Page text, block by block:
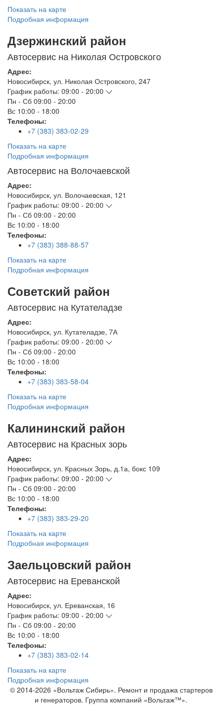
Показать на карте
Подробная информация
Дзержинский район
Автосервис на Николая Островского
Адрес:
Новосибирск, ул. Николая Островского, 247
График работы: 09:00 - 20:00
Пн - Сб 09:00 - 20:00
Вс 10:00 - 18:00
Телефоны:
+7 (383) 383-02-29
Показать на карте
Подробная информация
Автосервис на Волочаевской
Адрес:
Новосибирск, ул. Волочаевская, 121
График работы: 09:00 - 20:00
Пн - Сб 09:00 - 20:00
Вс 10:00 - 18:00
Телефоны:
+7 (383) 388-88-57
Показать на карте
Подробная информация
Советский район
Автосервис на Кутателадзе
Адрес:
Новосибирск, ул. Кутателадзе, 7А
График работы: 09:00 - 20:00
Пн - Сб 09:00 - 20:00
Вс 10:00 - 18:00
Телефоны:
+7 (383) 383-58-04
Показать на карте
Подробная информация
Калининский район
Автосервис на Красных зорь
Адрес:
Новосибирск, ул. Красных Зорь, д.1а, бокс 109
График работы: 09:00 - 20:00
Пн - Сб 09:00 - 20:00
Вс 10:00 - 18:00
Телефоны:
+7 (383) 383-29-20
Показать на карте
Подробная информация
Заельцовский район
Автосервис на Ереванской
Адрес:
Новосибирск, ул. Ереванская, 16
График работы: 09:00 - 20:00
Пн - Сб 09:00 - 20:00
Вс 10:00 - 18:00
Телефоны:
+7 (383) 383-02-14
Показать на карте
Подробная информация
© 2014-2026 «Вольтаж Сибирь». Ремонт и продажа стартеров
и генераторов. Группа компаний «Вольтаж™».